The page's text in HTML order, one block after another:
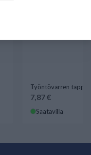
Työntövarren tappi
7,87 €
Saatavilla